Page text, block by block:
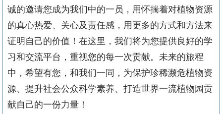
诚的邀请您成为我们中的一员，用怀揣着对植物资源
的真心热爱、关心及责任感，用更多的方式和方法来
证明自己的价值！在这里，我们将为您提供良好的学
习和交流平台，重视您的每一次贡献。未来的旅程
中，希望有您，和我们一同，为保护珍稀濒危植物资
源、提升社会公众科学素养、打造世界一流植物园贡
献自己的一份力量！